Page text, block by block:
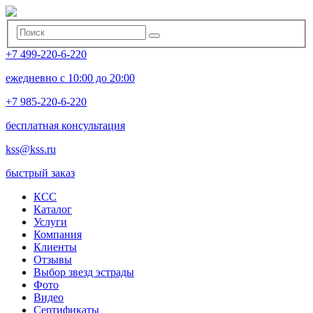
+7 499-220-6-220
ежедневно с 10:00 до 20:00
+7 985-220-6-220
бесплатная консультация
kss@kss.ru
быстрый заказ
КСС
Каталог
Услуги
Компания
Клиенты
Oтзывы
Выбор звезд эстрады
Фото
Видео
Сертификаты